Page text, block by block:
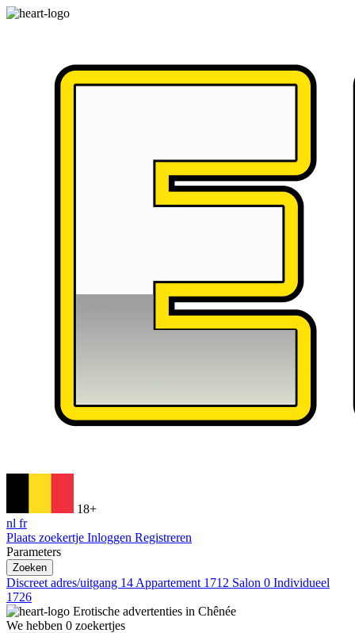
18+
nl fr
Plaats zoekertje Inloggen Registreren
Parameters
Zoeken
Discreet adres/uitgang 14 Appartement 1712 Salon 0 Individueel
1726
Erotische advertenties in Chênée
We hebben 0 zoekertjes